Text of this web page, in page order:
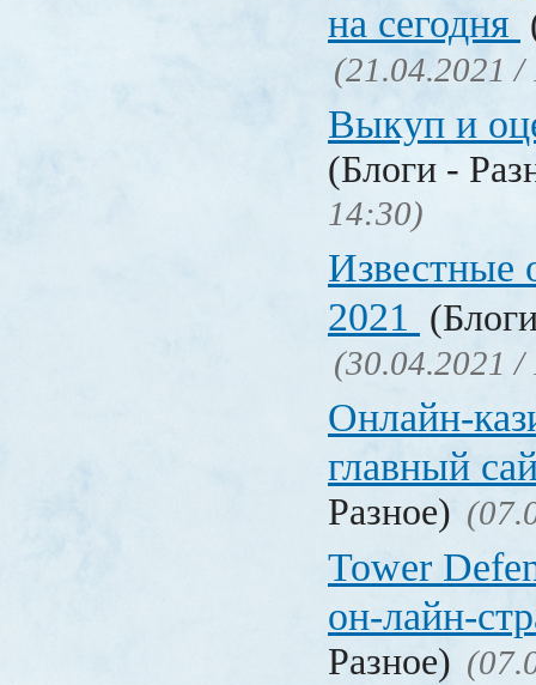
на сегодня
(21.04.2021 /
Выкуп и
(Блоги -
14:30)
Известные
2021
(30.04.2021 /
Онлайн-
главный
Разное)
Tower
он-лайн-
Разное)